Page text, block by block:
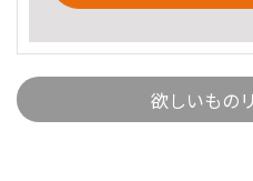
欲しいもの